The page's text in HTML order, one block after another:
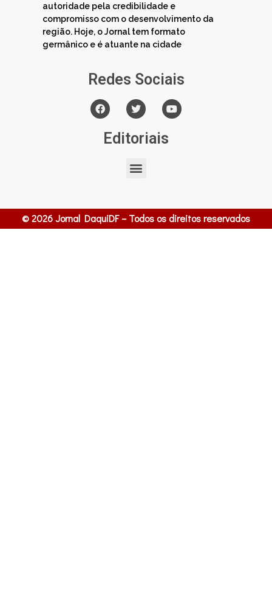
autoridade pela credibilidade e
compromisso com o desenvolvimento da
região. Hoje, o Jornal tem formato
germânico e é atuante na cidade
Redes Sociais
Editoriais
© 2026 Jornal DaquiDF – Todos os direitos reservados